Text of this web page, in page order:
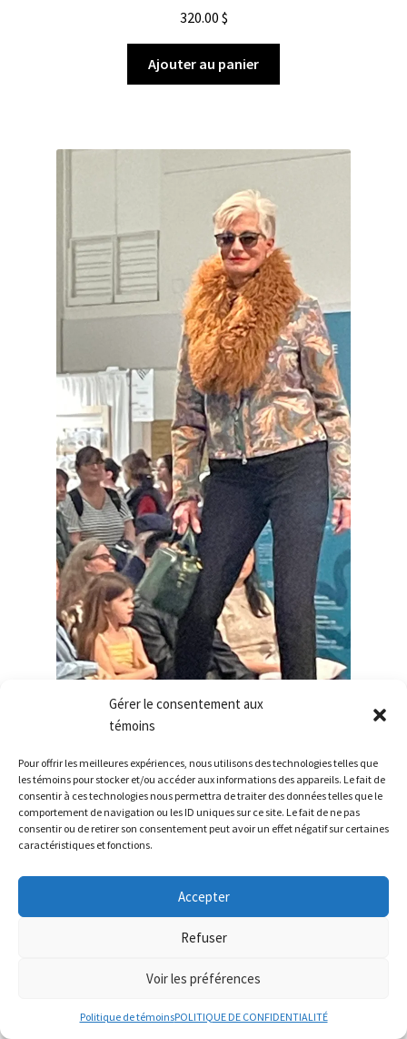
Gérer le consentement aux
témoins
Pour offrir les meilleures expériences, nous utilisons des technologies telles que
les témoins pour stocker et/ou accéder aux informations des appareils. Le fait de
consentir à ces technologies nous permettra de traiter des données telles que le
comportement de navigation ou les ID uniques sur ce site. Le fait de ne pas
consentir ou de retirer son consentement peut avoir un effet négatif sur certaines
caractéristiques et fonctions.
Accepter
Refuser
Voir les préférences
Politique de témoinsPOLITIQUE DE CONFIDENTIALITÉ
320.00 $
Ajouter au panier
Veste courte fleur vert/caramel motif de chevron
320.00 $
Ajouter au panier
Rechercher :